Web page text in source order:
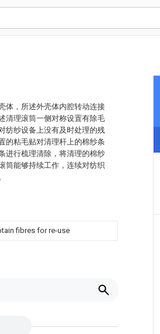
体，所述外壳体内腔转动连接
清理滚筒一侧对称设置有除毛
纺纱设备上没有及时处理的残
的粘毛贴对清理杆上的棉纱条
进行梳理清除，将清理的棉纱
筒能够持续工作，连续对纺织
fibres for re-use